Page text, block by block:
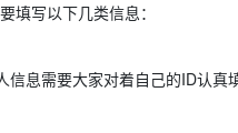
填写以下几类信息：
信息需要大家对着自己的ID认真